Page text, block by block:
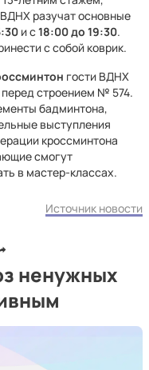
разучат основные
и с18:00 до 19:30.
с собой коврик.
гости ВДНХ
строением № 574.
бадминтона,
выступления
кроссминтона
смогут
в мастер-классах.
Источник новости
ненужных